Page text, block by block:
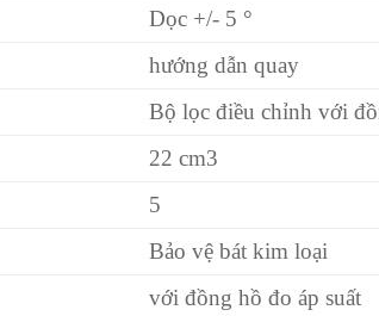
Dọc +/- 5 °
hướng dẫn quay
Bộ lọc điều chỉnh với
22 cm3
5
Bảo vệ bát kim loại
với đồng hồ đo áp suất